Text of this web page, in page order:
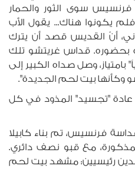
سوى الثور والحمار
يكونوا هناك... يقول الأب
أنّ القديس قصد أن يترك
بحضوره. قداس غريتشو تلك
بامتياز، وصل صداه الكبير إلى
وكأنها بيت لحم الجديدة".
عادة "تجسيد" المذود في كل
قداسة فرنسيس، تم بناء كابيلا
مع قبو نصف دائري.
رئيسيين: مشهد بيت لحم